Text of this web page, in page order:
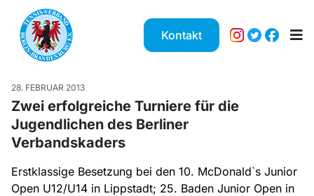
Kontakt
28. FEBRUAR 2013
Zwei erfolgreiche Turniere für die
Jugendlichen des Berliner
Verbandskaders
Erstklassige Besetzung bei den 10. McDonald`s Junior
Open U12/U14 in Lippstadt; 25. Baden Junior Open in